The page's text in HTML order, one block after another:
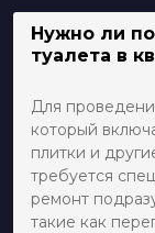
Нужно ли
туалета в
Для
который
плитки и
требуется
ремонт
такие как